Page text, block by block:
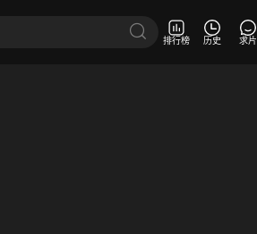
排行榜 历史 求片